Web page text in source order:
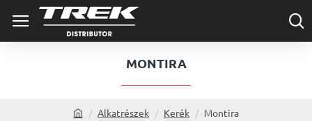
MONTIRA
Alkatrészek Kerék Montira